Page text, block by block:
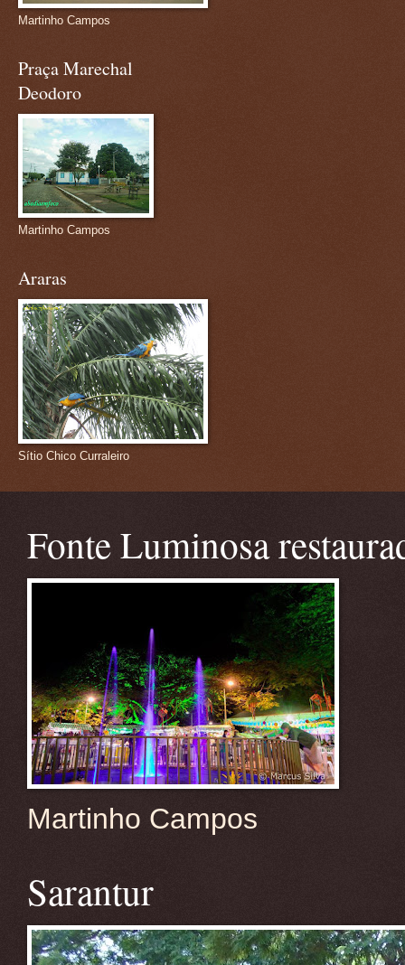
Martinho Campos
Praça Marechal
Deodoro
Martinho Campos
Araras
Sítio Chico Curraleiro
Fonte Luminosa
Martinho Campos
Sarantur